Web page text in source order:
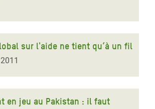
sur l'aide ne tient qu’à un fil
en jeu au Pakistan : il faut